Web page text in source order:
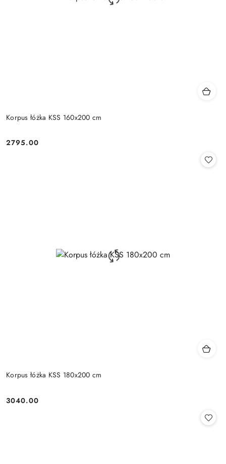
Korpus łóżka KSS 160x200 cm
Cena:
2795.00
Korpus łóżka KSS 180x200 cm
Cena:
3040.00